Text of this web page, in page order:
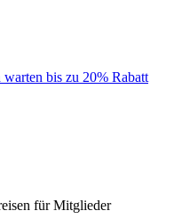
bis zu 20% Rabatt
für Mitglieder